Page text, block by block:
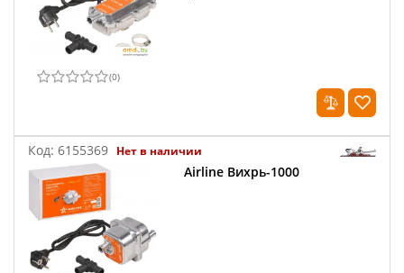
(0)
Код: 6155369 Нет в наличии
Airline Вихрь-1000